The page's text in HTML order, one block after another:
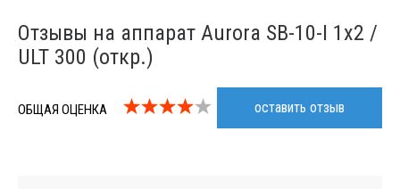
Отзывы на аппарат Aurora SB-10-I 1x2 /
ULT 300 (откр.)
ОБЩАЯ ОЦЕНКА оставить отзыв